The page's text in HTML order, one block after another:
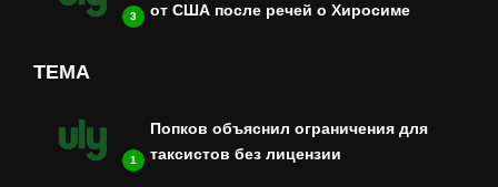
3
от США после речей о Хиросиме
ТЕМА
1
Попков объяснил ограничения для
таксистов без лицензии